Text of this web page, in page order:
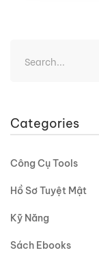
Categories
Công Cụ Tools
Hồ Sơ Tuyệt Mật
Kỹ Năng
Sách Ebooks